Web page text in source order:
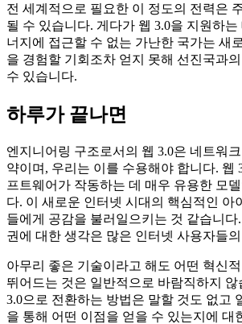
전 세계적으로 필요한 이 정도의 전력은
될 수 있습니다. 게다가 웹 3.0을 지원하는
너지에 접근할 수 없는 가난한 국가는 새
을 경험할 기회조차 얻지 못해 선진국과
수 있습니다.
하루가 끝나면
엔지니어링 구조로서의 웹 3.0은 네트워
약이며, 우리는 이를 수용해야 합니다. 웹
프트웨어가 작동하는 데 매우 유용한 모
다. 이 새로운 인터넷 시대의 핵심적인 아
들에게 공감을 불러일으키는 것 같습니
권에 대한 생각은 많은 인터넷 사용자들
아무리 좋은 기술이라고 해도 어떤 혁신
뛰어드는 것은 일반적으로 바람직하지 않
3.0으로 전환하는 방법은 말할 것도 없고
을 통해 어떤 이점을 얻을 수 있는지에 대